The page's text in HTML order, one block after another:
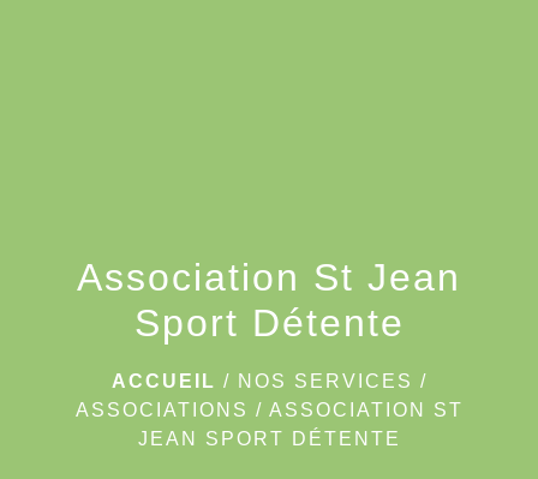
Association St Jean
Sport Détente
ACCUEIL / NOS SERVICES /
ASSOCIATIONS / ASSOCIATION ST
JEAN SPORT DÉTENTE